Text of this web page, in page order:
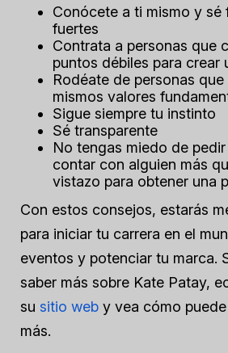
Conócete a ti mismo y sé
fuertes
Contrata a personas que
puntos débiles para crear
Rodéate de personas
mismos valores
Sigue siempre tu instinto
Sé transparente
No tengas miedo de
contar con alguien más
vistazo para obtener una
Con estos consejos, estarás
para iniciar tu carrera en el
eventos y potenciar tu marca.
saber más sobre Kate Patay,
su sitio web y vea cómo
más.